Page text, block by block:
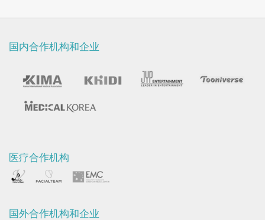
国内合作机构和企业
医疗合作机构
国外合作机构和企业